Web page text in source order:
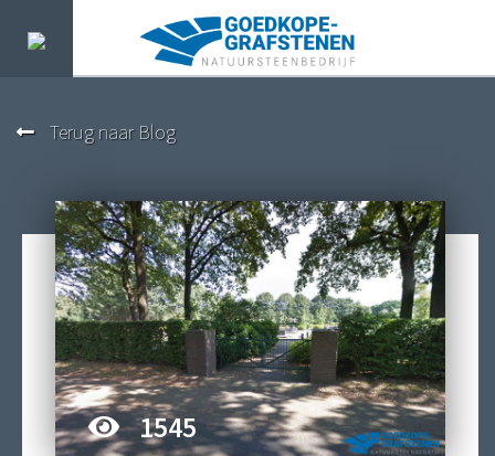
Terug naar Blog
1545